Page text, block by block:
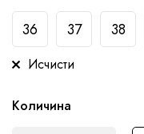
36 37 38
Исчисти
Количина